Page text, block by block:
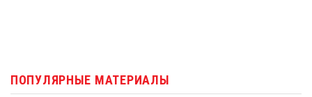
ПОПУЛЯРНЫЕ МАТЕРИАЛЫ